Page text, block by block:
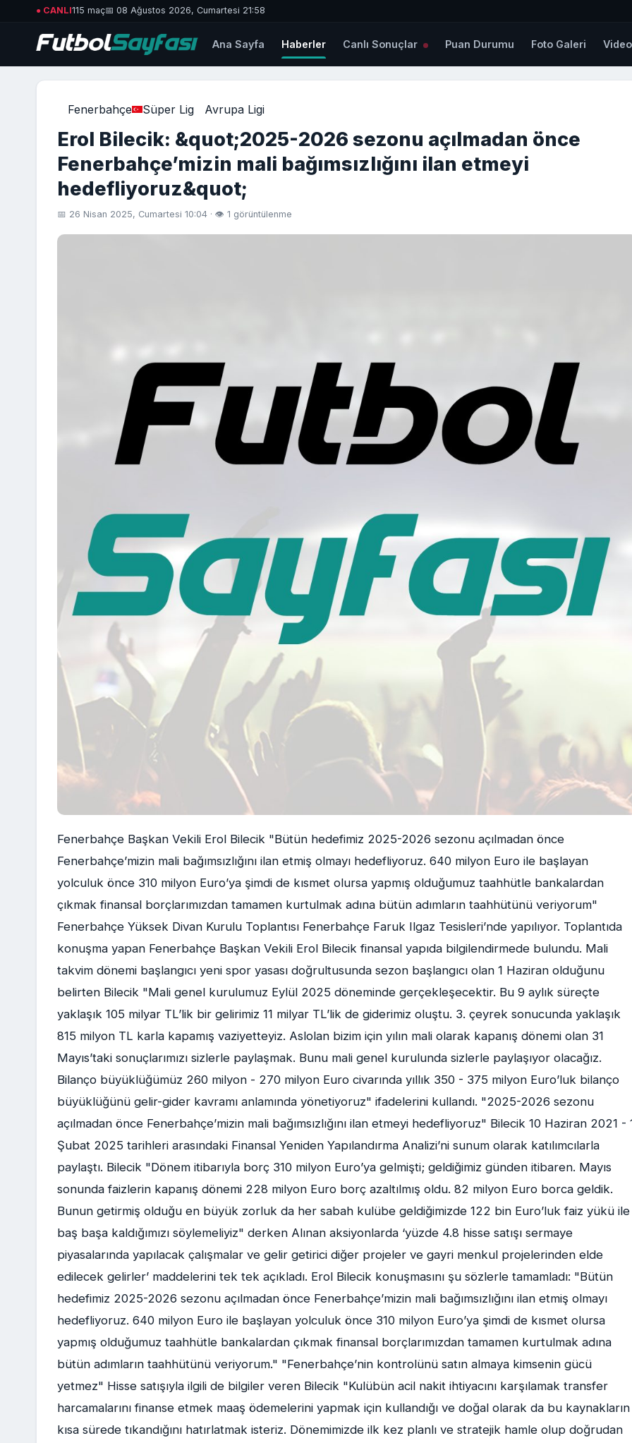
● CANLI115 maç📅 08 Ağustos 2026, Cumartesi 21:58
Ana Sayfa Haberler Canlı Sonuçlar Puan Durumu Foto Galeri Video
Fenerbahçe Süper Lig Avrupa Ligi
Erol Bilecik: &quot;2025-2026 sezonu açılmadan önce
Fenerbahçe’mizin mali bağımsızlığını ilan etmeyi
hedefliyoruz&quot;
📅 26 Nisan 2025, Cumartesi 10:04 · 👁 1 görüntülenme
Fenerbahçe Başkan Vekili Erol Bilecik "Bütün hedefimiz 2025-2026 sezonu açılmadan önce
Fenerbahçe’mizin mali bağımsızlığını ilan etmiş olmayı hedefliyoruz. 640 milyon Euro ile başlayan
yolculuk önce 310 milyon Euro’ya şimdi de kısmet olursa yapmış olduğumuz taahhütle bankalardan
çıkmak finansal borçlarımızdan tamamen kurtulmak adına bütün adımların taahhütünü veriyorum"
Fenerbahçe Yüksek Divan Kurulu Toplantısı Fenerbahçe Faruk Ilgaz Tesisleri’nde yapılıyor. Toplantıda
konuşma yapan Fenerbahçe Başkan Vekili Erol Bilecik finansal yapıda bilgilendirmede bulundu. Mali
takvim dönemi başlangıcı yeni spor yasası doğrultusunda sezon başlangıcı olan 1 Haziran olduğunu
belirten Bilecik "Mali genel kurulumuz Eylül 2025 döneminde gerçekleşecektir. Bu 9 aylık süreçte
yaklaşık 105 milyar TL’lik bir gelirimiz 11 milyar TL’lik de giderimiz oluştu. 3. çeyrek sonucunda yaklaşık
815 milyon TL karla kapamış vaziyetteyiz. Aslolan bizim için yılın mali olarak kapanış dönemi olan 31
Mayıs’taki sonuçlarımızı sizlerle paylaşmak. Bunu mali genel kurulunda sizlerle paylaşıyor olacağız.
Bilanço büyüklüğümüz 260 milyon - 270 milyon Euro civarında yıllık 350 - 375 milyon Euro’luk bilanço
büyüklüğünü gelir-gider kavramı anlamında yönetiyoruz" ifadelerini kullandı. "2025-2026 sezonu
açılmadan önce Fenerbahçe’mizin mali bağımsızlığını ilan etmeyi hedefliyoruz" Bilecik 10 Haziran 2021 -
Şubat 2025 tarihleri arasındaki Finansal Yeniden Yapılandırma Analizi’ni sunum olarak katılımcılarla
paylaştı. Bilecik "Dönem itibarıyla borç 310 milyon Euro’ya gelmişti; geldiğimiz günden itibaren. Mayıs
sonunda faizlerin kapanış dönemi 228 milyon Euro borç azaltılmış oldu. 82 milyon Euro borca geldik.
Bunun getirmiş olduğu en büyük zorluk da her sabah kulübe geldiğimizde 122 bin Euro’luk faiz yükü ile
baş başa kaldığımızı söylemeliyiz" derken Alınan aksiyonlarda ‘yüzde 4.8 hisse satışı sermaye
piyasalarında yapılacak çalışmalar ve gelir getirici diğer projeler ve gayri menkul projelerinden elde
edilecek gelirler’ maddelerini tek tek açıkladı. Erol Bilecik konuşmasını şu sözlerle tamamladı: "Bütün
hedefimiz 2025-2026 sezonu açılmadan önce Fenerbahçe’mizin mali bağımsızlığını ilan etmiş olmayı
hedefliyoruz. 640 milyon Euro ile başlayan yolculuk önce 310 milyon Euro’ya şimdi de kısmet olursa
yapmış olduğumuz taahhütle bankalardan çıkmak finansal borçlarımızdan tamamen kurtulmak adına
bütün adımların taahhütünü veriyorum." "Fenerbahçe’nin kontrolünü satın almaya kimsenin gücü
yetmez" Hisse satışıyla ilgili de bilgiler veren Bilecik "Kulübün acil nakit ihtiyacını karşılamak transfer
harcamalarını finanse etmek maaş ödemelerini yapmak için kullandığı ve doğal olarak da bu kaynakların
kısa sürede tıkandığını hatırlatmak isteriz. Dönemimizde ilk kez planlı ve stratejik hamle olup doğrudan